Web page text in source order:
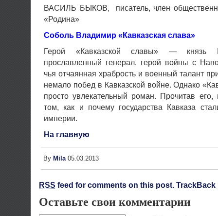
ВАСИЛЬ БЫКОВ, писатель, член
«Родина»
Соболь Владимир «Кавказская слава»
Герой «Кавказской славы» — князь
прославленный генерал, герой войны с
чья отчаянная храбрость и военный талант
немало побед в Кавказской войне. Однако
просто увлекательный роман. Прочитав
том, как и почему государства Кавказа
империи.
На главную
By Mila05.03.2013
RSS feed for comments on this post. TrackBack
Оставьте свои комментарии